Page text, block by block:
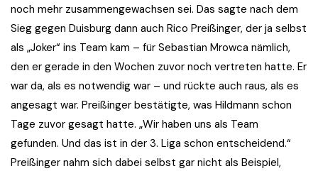
noch mehr zusammengewachsen sei. Das sagte nach dem
Sieg gegen Duisburg dann auch Rico Preißinger, der ja selbst
als „Joker“ ins Team kam – für Sebastian Mrowca nämlich,
den er gerade in den Wochen zuvor noch vertreten hatte. Er
war da, als es notwendig war – und rückte auch raus, als es
angesagt war. Preißinger bestätigte, was Hildmann schon
Tage zuvor gesagt hatte. „Wir haben uns als Team
gefunden. Und das ist in der 3. Liga schon entscheidend.“
Preißinger nahm sich dabei selbst gar nicht als Beispiel,